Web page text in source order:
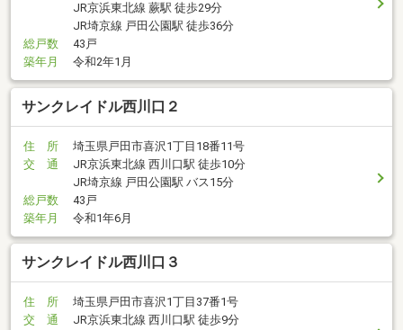
JR京浜東北線 蕨駅 徒歩29分
JR埼京線 戸田公園駅 徒歩36分
総戸数
43戸
築年月
令和2年1月
サンクレイドル西川口２
住 所
埼玉県戸田市喜沢1丁目18番11号
交 通
JR京浜東北線 西川口駅 徒歩10分
JR埼京線 戸田公園駅 バス15分
総戸数
43戸
築年月
令和1年6月
サンクレイドル西川口３
住 所
埼玉県戸田市喜沢1丁目37番1号
交 通
JR京浜東北線 西川口駅 徒歩9分